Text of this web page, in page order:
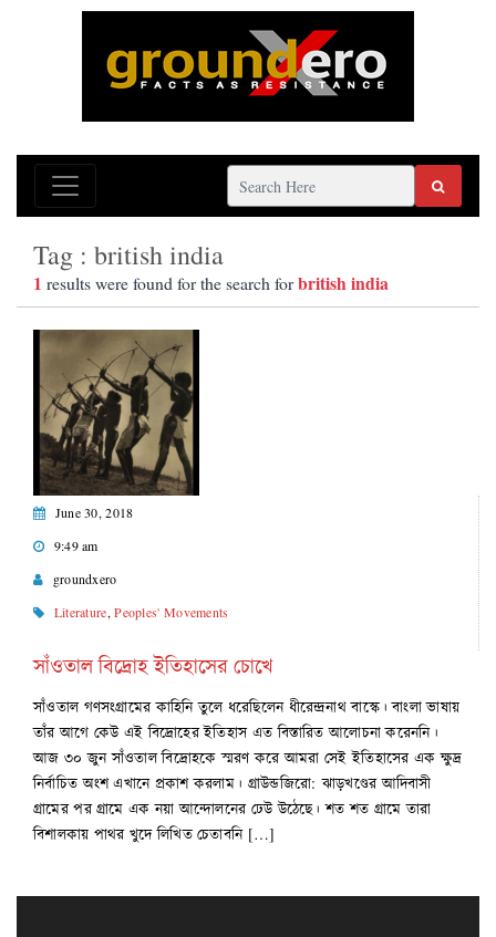
Tag : british india
1 results were found for the search forbritish india
June 30, 2018
9:49 am
groundxero
Literature,Peoples' Movements
সাঁওতাল বিদ্রোহ ইতিহাসের চোখে
সাঁওতাল গণসংগ্রামের কাহিনি তুলে ধরেছিলেন ধীরেন্দ্রনাথ বাস্কে। বাংলা ভাষায়
তাঁর আগে কেউ এই বিদ্রোহের ইতিহাস এত বিস্তারিত আলোচনা করেননি।
আজ ৩০ জুন সাঁওতাল বিদ্রোহকে স্মরণ করে আমরা সেই ইতিহাসের এক ক্ষুদ্র
নির্বাচিত অংশ এখানে প্রকাশ করলাম। গ্রাউন্ডজিরো: ঝাড়খণ্ডের আদিবাসী
গ্রামের পর গ্রামে এক নয়া আন্দোলনের ঢেউ উঠেছে। শত শত গ্রামে তারা
বিশালকায় পাথর খুদে লিখিত চেতাবনি […]